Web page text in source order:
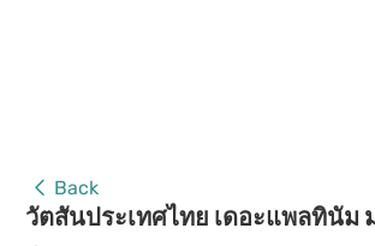
Back
วัตสันประเทศไทย เดอะแพลทินัม